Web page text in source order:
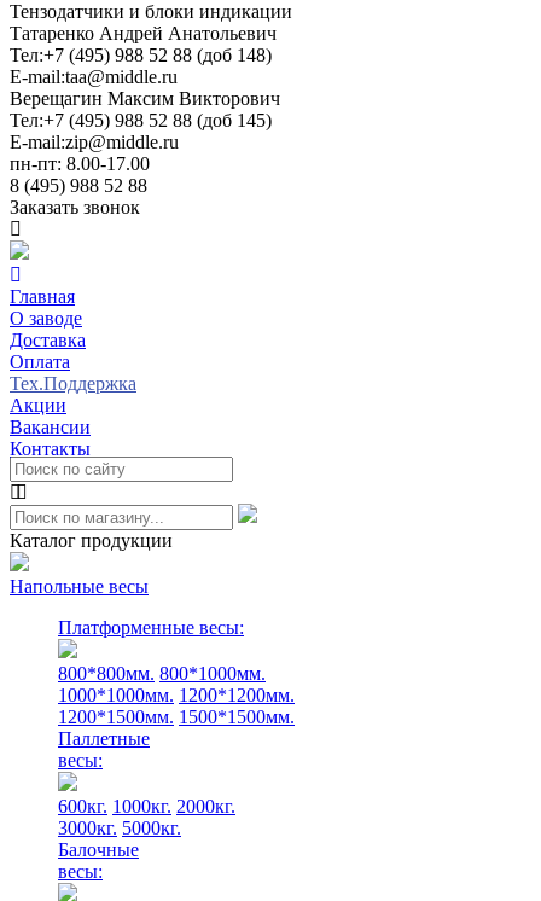
Тензодатчики и блоки индикации
Татаренко Андрей Анатольевич
Тел:+7 (495) 988 52 88 (доб 148)
E-mail:taa@middle.ru
Верещагин Максим Викторович
Тел:+7 (495) 988 52 88 (доб 145)
E-mail:zip@middle.ru
пн-пт: 8.00-17.00
8 (495) 988 52 88
Заказать звонок
Главная
О заводе
Доставка
Оплата
Тех.Поддержка
Акции
Вакансии
Контакты
Каталог продукции
Напольные весы
Платформенные весы:
800*800мм. 800*1000мм.
1000*1000мм. 1200*1200мм.
1200*1500мм. 1500*1500мм.
Паллетные
весы:
600кг. 1000кг. 2000кг.
3000кг. 5000кг.
Балочные
весы: